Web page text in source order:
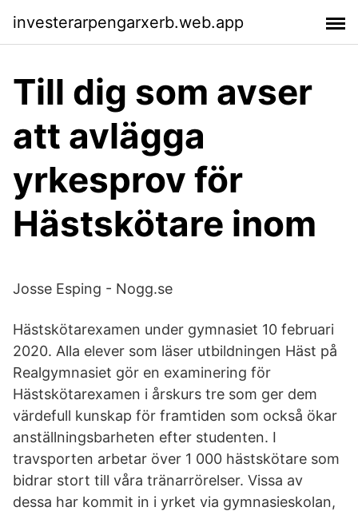
investerarpengarxerb.web.app
Till dig som avser
att avlägga
yrkesprov för
Hästskötare inom
Josse Esping - Nogg.se
Hästskötarexamen under gymnasiet 10 februari
2020. Alla elever som läser utbildningen Häst på
Realgymnasiet gör en examinering för
Hästskötarexamen i årskurs tre som ger dem
värdefull kunskap för framtiden som också ökar
anställningsbarheten efter studenten. I
travsporten arbetar över 1 000 hästskötare som
bidrar stort till våra tränarrörelser. Vissa av
dessa har kommit in i yrket via gymnasieskolan,